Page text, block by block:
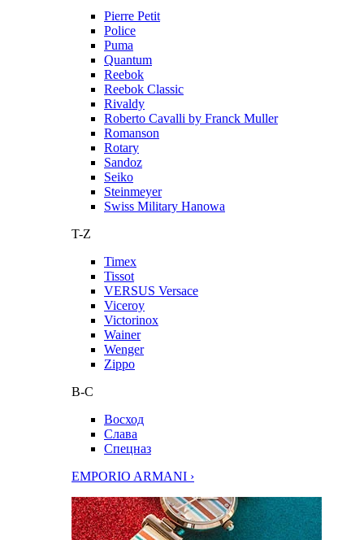
Pierre Petit
Police
Puma
Quantum
Reebok
Reebok Classic
Rivaldy
Roberto Cavalli by Franck Muller
Romanson
Rotary
Sandoz
Seiko
Steinmeyer
Swiss Military Hanowa
T-Z
Timex
Tissot
VERSUS Versace
Viceroy
Victorinox
Wainer
Wenger
Zippo
В-С
Восход
Слава
Спецназ
EMPORIO ARMANI ›